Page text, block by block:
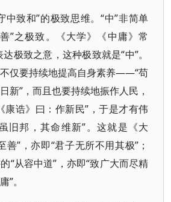
中致和”的极致思维。“中”非简单
”之极致。《大学》《中庸》常
达极致之意，这种极致就是“中”。
不仅要持续地提高自身素养——“苟
新”，而且也要持续地振作人民，
诰》曰：作新民”，于是才有伟
旧邦，其命维新”。这就是《大
善”，亦即“君子无所不用其极”；
“从容中道”，亦即“致广大而尽精
”。